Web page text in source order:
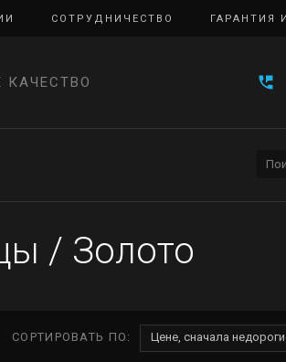
СОТРУДНИЧЕСТВО ГАРАНТИЯ
/ Золото
СОРТИРОВАТЬ ПО: Цене, сначала